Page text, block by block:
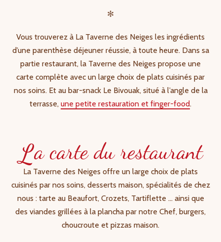
✻
Vous trouverez à La Taverne des Neiges les ingrédients
d’une parenthèse déjeuner réussie, à toute heure. Dans sa
partie restaurant, la Taverne des Neiges propose une
carte complète avec un large choix de plats cuisinés par
nos soins. Et au bar-snack Le Bivouak, situé à l’angle de la
terrasse, une petite restauration et finger-food.
L
a carte du restaurant
La Taverne des Neiges offre un large choix de plats
cuisinés par nos soins, desserts maison, spécialités de chez
nous : tarte au Beaufort, Crozets, Tartiflette … ainsi que
des viandes grillées à la plancha par notre Chef, burgers,
choucroute et pizzas maison.